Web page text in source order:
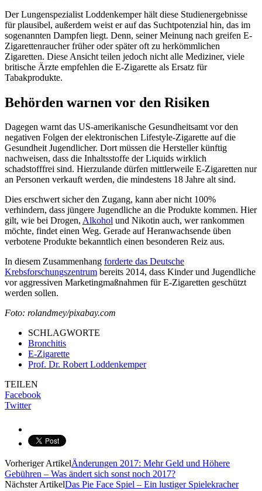
Der Lungenspezialist Loddenkemper hält diese Studienergebnisse
für plausibel, außerdem weist er auf das Suchtpotenzial hin, das im
sogenannten Dampfen liegt. Denn, seiner Meinung nach greifen E-
Zigarettenraucher früher oder später oft zu herkömmlichen
Zigaretten. Diese Ansicht teilen jedoch nicht alle Mediziner, viele
britische Ärzte empfehlen die E-Zigarette als Ersatz für
Tabakprodukte.
Behörden warnen vor den Risiken
Dagegen warnt das US-amerikanische Gesundheitsamt vor den
negativen Folgen der elektronischen Lifestyle-Zigarette auf die
Gesundheit Jugendlicher. Dort müssen die Hersteller künftig
nachweisen, dass die Inhaltsstoffe der Liquids wirklich
schadstofffrei sind. Hierzulande dürfen mittlerweile E-Zigaretten nur
an Personen verkauft werden, die mindestens 18 Jahre alt sind.
Dies erschwert sicher den Zugang, kann aber nicht 100%
verhindern, dass jüngere Jugendliche an die Produkte kommen. Hier
gilt, wie bei Drogen, Alkohol und Nikotin auch, wer rankommen
möchte, findet einen Weg. Gerade auf Heranwachsende üben
verbotene Produkte bekanntlich einen besonderen Reiz aus.
In diesem Zusammenhang forderte das Deutsche
Krebsforschungszentrum bereits 2014, dass Kinder und Jugendliche
vor aggressiven Marketingmaßnahmen für E-Zigaretten geschützt
werden sollen.
Foto: rolandmey/pixabay.com
SCHLAGWORTE
Bronchitis
E-Zigarette
Prof. Dr. Robert Loddenkemper
TEILEN
Facebook
Twitter
Vorheriger ArtikelÄnderungen 2017: Mehr Geld und Höhere
Gebühren – Was ändert sich sonst noch 2017?
Nächster ArtikelDas Pie Face Spiel – Ein lustiger Spielekracher